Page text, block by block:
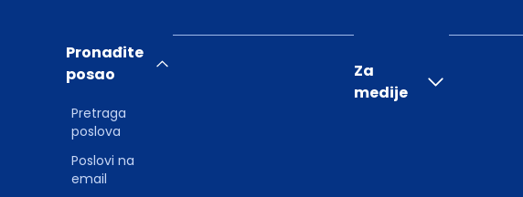
Pronađite
posao
Pretraga
poslova
Poslovi na
email
Za
medije